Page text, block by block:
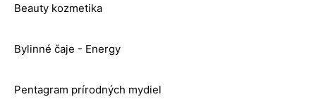
Beauty kozmetika
Bylinné čaje - Energy
Pentagram prírodných mydiel